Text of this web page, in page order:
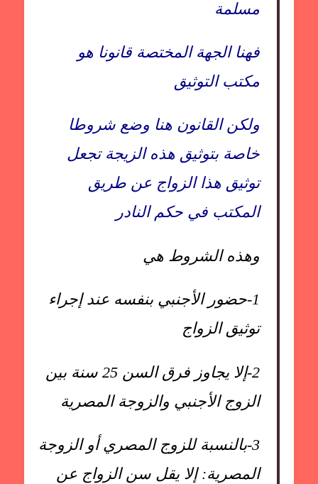
مسلمة
فهنا الجهة المختصة قانونا هو
مكتب التوثيق
ولكن القانون هنا وضع شروطا
خاصة بتوثيق هذه الزيجة تجعل
توثيق هذا الزواج عن طريق
المكتب في حكم النادر
وهذه الشروط هي
1- حضور الأجنبي بنفسه عند إجراء
توثيق الزواج
2-
إلا يجاوز فرق السن 25 سنة بين
الزوج الأجنبي والزوجة المصرية
3- بالنسبة للزوج المصري أو الزوجة
المصرية: إلا يقل سن الزواج عن